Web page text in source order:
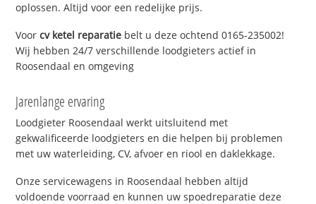
oplossen. Altijd voor een redelijke prijs.
Voorcv ketel reparatie belt u deze ochtend 0165-235002!
Wij hebben 24/7 verschillende loodgieters actief in
Roosendaal en omgeving
Jarenlange ervaring
Loodgieter Roosendaal werkt uitsluitend met
gekwalificeerde loodgieters en die helpen bij problemen
met uw waterleiding, CV, afvoer en riool en daklekkage.
Onze servicewagens in Roosendaal hebben altijd
voldoende voorraad en kunnen uw spoedreparatie deze